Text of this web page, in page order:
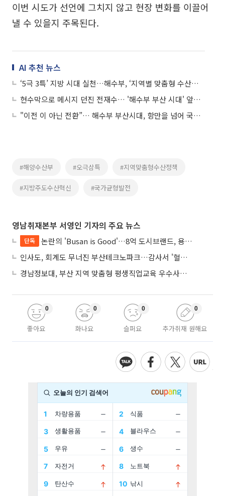
이번 시도가 선언에 그치지 않고 현장 변화를 이끌어
낼 수 있을지 주목된다.
AI 추천 뉴스
‘5극 3특’ 지방 시대 실천…해수부, ‘지역별 맞춤형 수산발전방안’ 수립
현수막으로 메시지 던진 전재수… '해수부 부산 시대' 앞세워 시장 도전 수면 위로
"이전 이 아닌 전환”… 해수부 부산시대, 항만을 넘어 국가 해양 전략의 중심으로
#해양수산부 #오극삼특 #지역맞춤형수산정책
#지방주도수산혁신 #국가균형발전
영남취재본부 서영인 기자의 주요 뉴스
단독
논란의 'Busan is Good'…8억 도시브랜드, 용산 대통령실 CI 업체가 수행
인사도, 회계도 무너진 부산테크노파크…감사서 '혈세 유용·인사 뒤집기' 적발
경남정보대, 부산 지역 맞춤형 평생직업교육 우수사례로 혁신 주도
좋아요
0
화나요
0
슬퍼요
0
추가취재 원해요
0